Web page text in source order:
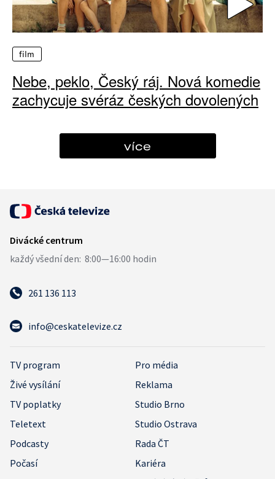
film
Nebe, peklo, Český ráj. Nová komedie
zachycuje svéráz českých dovolených
více
261 136 113
info@ceskatelevize.cz
TV program
Pro média
Živé vysílání
Reklama
TV poplatky
Studio Brno
Teletext
Studio Ostrava
Podcasty
Rada ČT
Počasí
Kariéra